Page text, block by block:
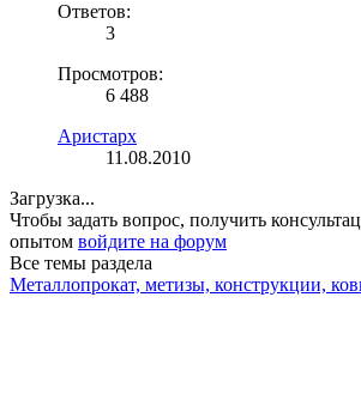
Ответов:
3
Просмотров:
6 488
Аристарх
11.08.2010
Загрузка...
Чтобы задать вопрос, получить
опытом войдите на форум
Все темы раздела
Металлопрокат, метизы, конструкции,